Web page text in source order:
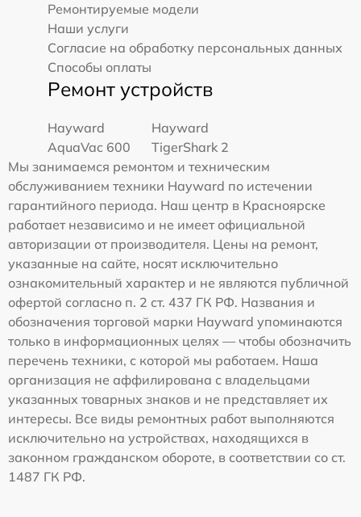
Ремонтируемые модели
Наши услуги
Согласие на обработку персональных данных
Способы оплаты
Ремонт устройств
Hayward
AquaVac 600
Hayward
TigerShark 2
Мы занимаемся ремонтом и техническим
обслуживанием техники Hayward по истечении
гарантийного периода. Наш центр в Красноярске
работает независимо и не имеет официальной
авторизации от производителя. Цены на ремонт,
указанные на сайте, носят исключительно
ознакомительный характер и не являются публичной
офертой согласно п. 2 ст. 437 ГК РФ. Названия и
обозначения торговой марки Hayward упоминаются
только в информационных целях — чтобы обозначить
перечень техники, с которой мы работаем. Наша
организация не аффилирована с владельцами
указанных товарных знаков и не представляет их
интересы. Все виды ремонтных работ выполняются
исключительно на устройствах, находящихся в
законном гражданском обороте, в соответствии со ст.
1487 ГК РФ.